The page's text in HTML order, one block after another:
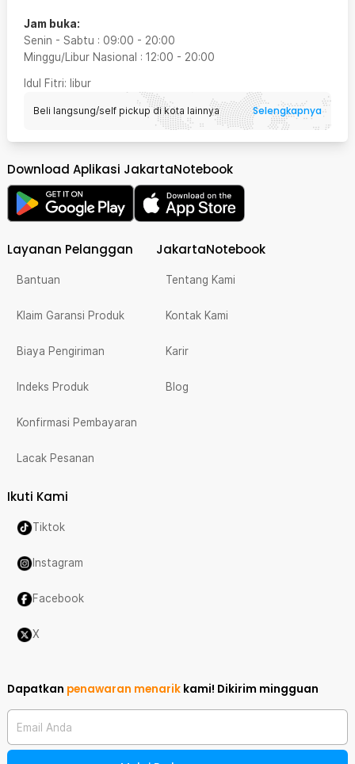
Jam buka:
Senin - Sabtu : 09:00 - 20:00
Minggu/Libur Nasional : 12:00 - 20:00
Idul Fitri: libur
Beli langsung/self pickup di kota lainnya Selengkapnya
Download Aplikasi JakartaNotebook
Layanan Pelanggan
Bantuan
Klaim Garansi Produk
Biaya Pengiriman
Indeks Produk
Konfirmasi Pembayaran
Lacak Pesanan
JakartaNotebook
Tentang Kami
Kontak Kami
Karir
Blog
Ikuti Kami
Tiktok
Instagram
Facebook
X
Dapatkan penawaran menarik kami! Dikirim mingguan
Email Anda